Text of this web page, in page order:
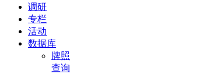
调研
专栏
活动
数据库
牌照
查询